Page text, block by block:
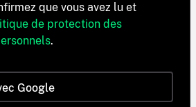
que vous avez lu et
de protection des
.
Google